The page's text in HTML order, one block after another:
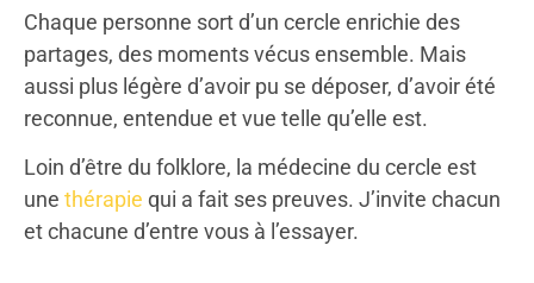
Chaque personne sort d’un cercle enrichie des
partages, des moments vécus ensemble. Mais
aussi plus légère d’avoir pu se déposer, d’avoir été
reconnue, entendue et vue telle qu’elle est.
Loin d’être du folklore, la médecine du cercle est
une thérapie qui a fait ses preuves. J’invite chacun
et chacune d’entre vous à l’essayer.